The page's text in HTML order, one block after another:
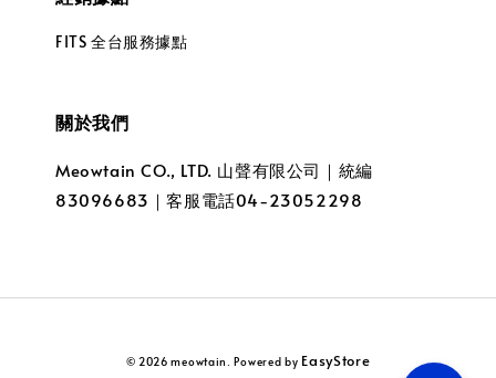
FITS 全台服務據點
關於我們
Meowtain CO., LTD. 山聲有限公司｜統編
83096683｜客服電話04-23052298
© 2026 meowtain. Powered by EasyStore